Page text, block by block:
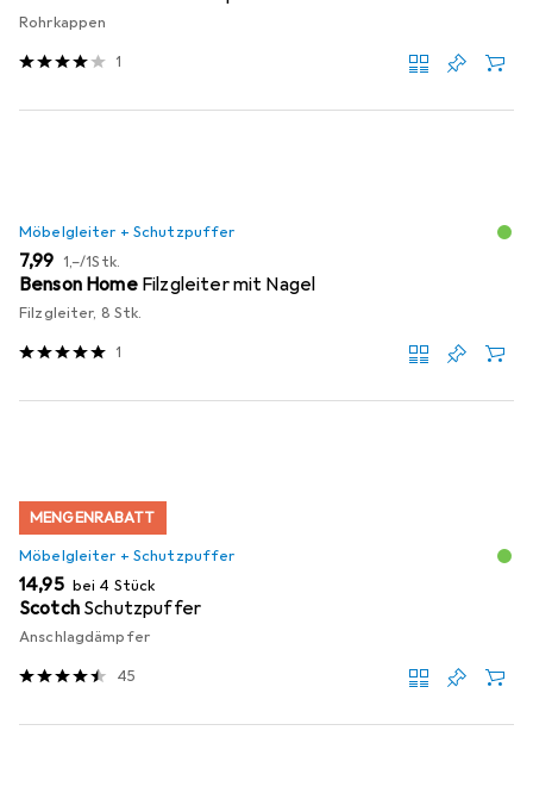
Rohrkappen
1
Möbelgleiter + Schutzpuffer
EUR
7,99 EUR
1,–/1Stk.
Benson Home Filzgleiter mit Nagel
Filzgleiter, 8 Stk.
1
MENGENRABATT
Möbelgleiter + Schutzpuffer
EUR
14,95 bei 4 Stück
Scotch Schutzpuffer
Anschlagdämpfer
45